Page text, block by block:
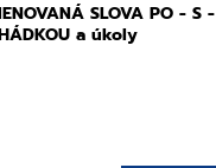
SLOVA PO - S -
a úkoly